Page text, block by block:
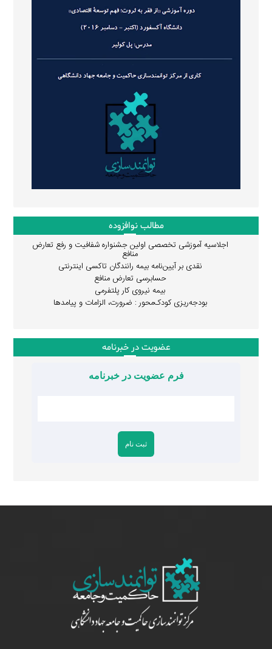
مطالب نوافزوده
اجلاسیه آموزشی تخصصی اولین جشنواره شفافیت و رفع تعارض
منافع
نقدی بر آیین‌نامه بیمه رانندگان تاکسی اینترنتی
حسابرسی تعارض منافع
بیمه نیروی کار پلتفرمی
بودجه‌ریزی کودک‌محور : ضرورت، الزامات و پیامدها
عضویت در خبرنامه
فرم عضویت در خبرنامه